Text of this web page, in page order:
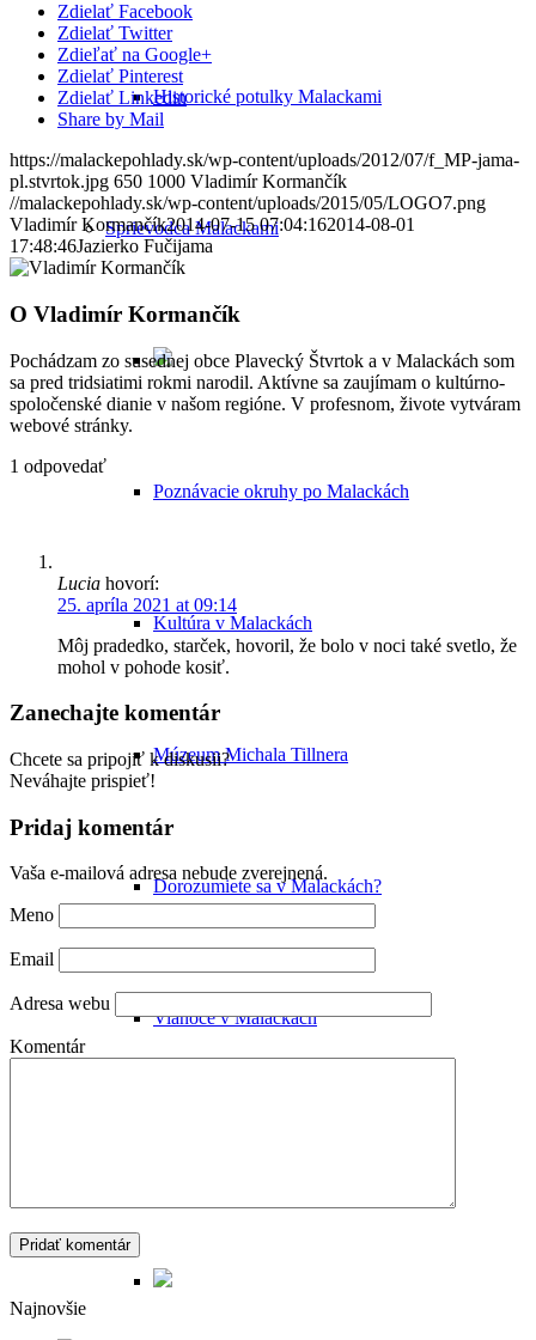
Historické potulky Malackami
Sprievodca Malackami
Poznávacie okruhy po Malackách
Kultúra v Malackách
Múzeum Michala Tillnera
Dorozumiete sa v Malackách?
Vianoce v Malackách
Zdielať Facebook
Zdielať Twitter
Zdieľať na Google+
Zdielať Pinterest
Zdielať Linkedin
Share by Mail
https://malackepohlady.sk/wp-content/uploads/2012/07/f_MP-jama-
pl.stvrtok.jpg 650 1000 Vladimír Kormančík
//malackepohlady.sk/wp-content/uploads/2015/05/LOGO7.png
Vladimír Kormančík2014-07-15 07:04:162014-08-01
17:48:46Jazierko Fučijama
O Vladimír Kormančík
Pochádzam zo susednej obce Plavecký Štvrtok a v Malackách som
sa pred tridsiatimi rokmi narodil. Aktívne sa zaujímam o kultúrno-
spoločenské dianie v našom regióne. V profesnom, živote vytváram
webové stránky.
1 odpovedať
Lucia hovorí:
25. apríla 2021 at 09:14
Môj pradedko, starček, hovoril, že bolo v noci také svetlo, že
mohol v pohode kosiť.
Zanechajte komentár
Chcete sa pripojiť k diskusii?
Neváhajte prispieť!
Pridaj komentár
Vaša e-mailová adresa nebude zverejnená.
Meno
Email
Adresa webu
Komentár
Najnovšie